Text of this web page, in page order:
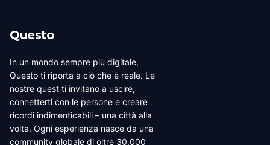
Questo
In un mondo sempre più digitale,
Questo ti riporta a ciò che è reale. Le
nostre quest ti invitano a uscire,
connetterti con le persone e creare
ricordi indimenticabili – una città alla
volta. Ogni esperienza nasce da una
community globale di oltre 30.000